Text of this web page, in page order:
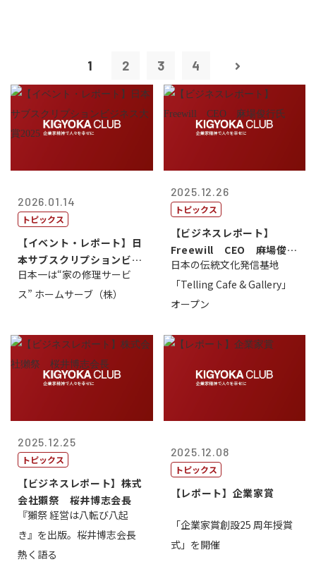
1 2 3 4
2026.01.14
トピックス
【イベント・レポート】日
本サブスクリプションビジ
ネス大賞20...
日本一は“家の修理サービ
ス” ホームサーブ（株）
2025.12.26
トピックス
【ビジネスレポート】
Freewill CEO 麻場俊行
氏
日本の伝統文化発信基地
「Telling Cafe & Gallery」
オープン
2025.12.25
トピックス
【ビジネスレポート】株式
会社獺祭 桜井博志会長
『獺祭 経営は八転び八起
き』を出版。桜井博志会長
熱く語る
2025.12.08
トピックス
【レポート】企業家賞
「企業家賞創設25 周年授賞
式」を開催